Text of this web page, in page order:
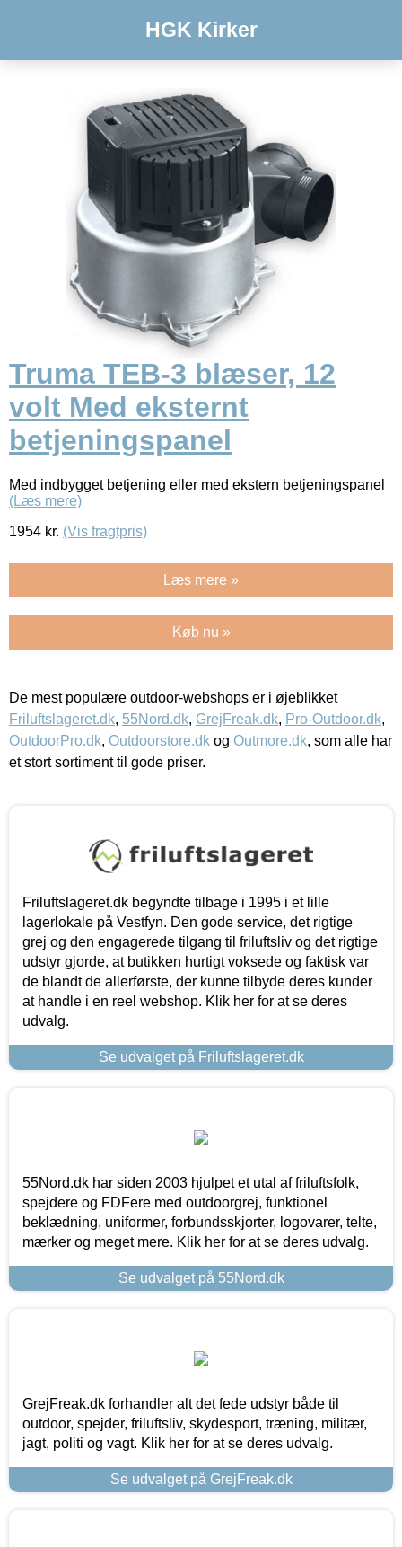
HGK Kirker
Truma TEB-3 blæser, 12
volt Med eksternt
betjeningspanel
Med indbygget betjening eller med ekstern betjeningspanel
(Læs mere)
1954 kr. (Vis fragtpris)
Læs mere »
Køb nu »
De mest populære outdoor-webshops er i øjeblikket
Friluftslageret.dk, 55Nord.dk, GrejFreak.dk, Pro-Outdoor.dk,
OutdoorPro.dk, Outdoorstore.dk og Outmore.dk, som alle har
et stort sortiment til gode priser.
Friluftslageret.dk begyndte tilbage i 1995 i et lille
lagerlokale på Vestfyn. Den gode service, det rigtige
grej og den engagerede tilgang til friluftsliv og det rigtige
udstyr gjorde, at butikken hurtigt voksede og faktisk var
de blandt de allerførste, der kunne tilbyde deres kunder
at handle i en reel webshop. Klik her for at se deres
udvalg.
Se udvalget på Friluftslageret.dk
55Nord.dk har siden 2003 hjulpet et utal af friluftsfolk,
spejdere og FDFere med outdoorgrej, funktionel
beklædning, uniformer, forbundsskjorter, logovarer, telte,
mærker og meget mere. Klik her for at se deres udvalg.
Se udvalget på 55Nord.dk
GrejFreak.dk forhandler alt det fede udstyr både til
outdoor, spejder, friluftsliv, skydesport, træning, militær,
jagt, politi og vagt. Klik her for at se deres udvalg.
Se udvalget på GrejFreak.dk